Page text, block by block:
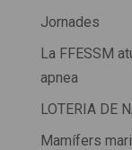
Jornades
La FFESSM
apnea
LOTERIA DE
Mamífers